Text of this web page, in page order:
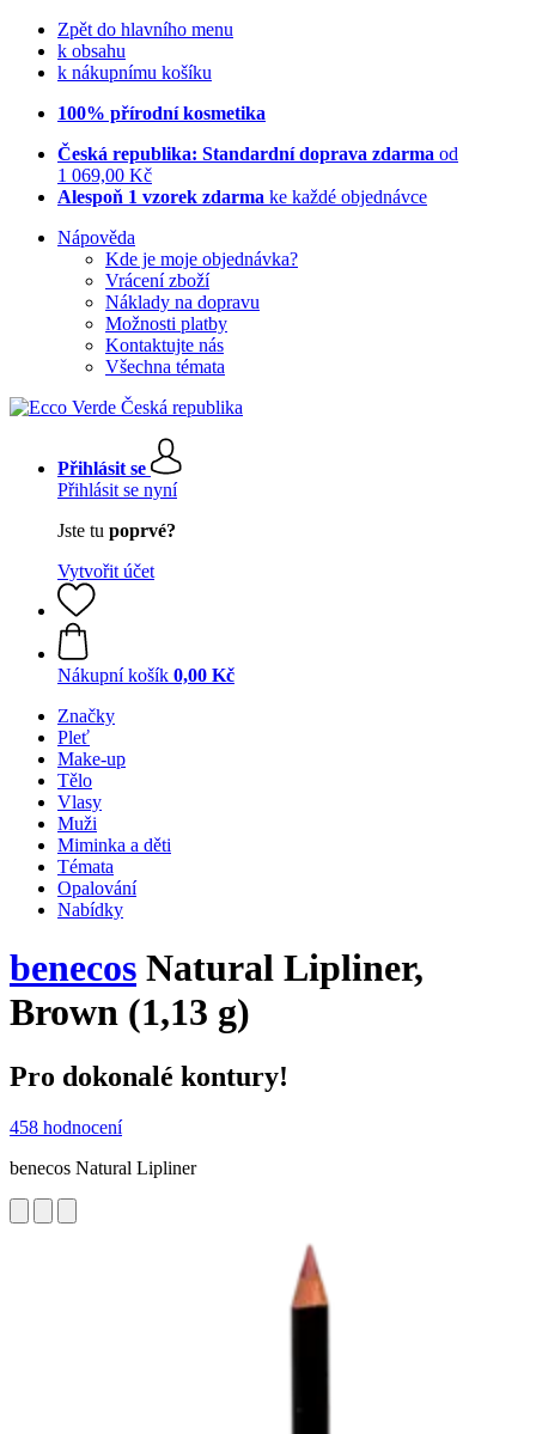
Zpět do hlavního menu
k obsahu
k nákupnímu košíku
100% přírodní kosmetika
Česká republika: Standardní doprava zdarma od
1 069,00 Kč
Alespoň 1 vzorek zdarma ke každé objednávce
Nápověda
Kde je moje objednávka?
Vrácení zboží
Náklady na dopravu
Možnosti platby
Kontaktujte nás
Všechna témata
Přihlásit se
Přihlásit se nyní
Jste tu poprvé?
Vytvořit účet
Nákupní košík 0,00 Kč
Značky
Pleť
Make-up
Tělo
Vlasy
Muži
Miminka a děti
Témata
Opalování
Nabídky
benecos Natural Lipliner,
Brown (1,13 g)
Pro dokonalé kontury!
458 hodnocení
benecos Natural Lipliner